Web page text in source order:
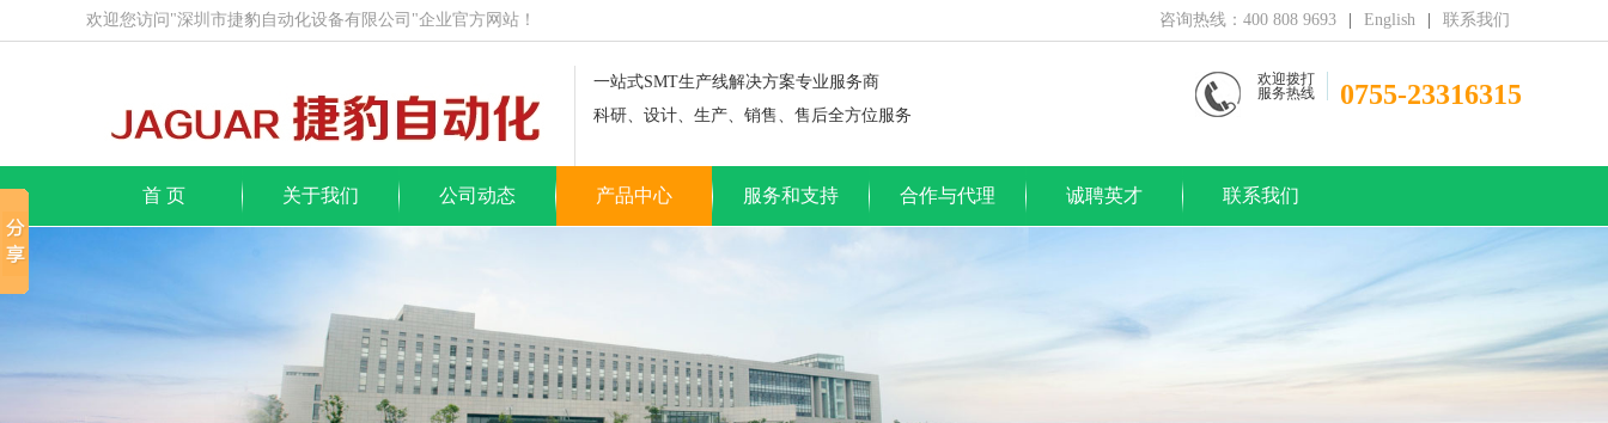
咨询热线：400 808 9693 English 联系我们
欢迎您访问"深圳市捷豹自动化设备有限公司"企业官方网站！
欢迎拨打
服务热线
0755-23316315
一站式SMT生产线解决方案专业服务商
科研、设计、生产、销售、售后全方位服务
首 页 关于我们 公司动态 产品中心 服务和支持 合作与代理 诚聘英才 联系我们